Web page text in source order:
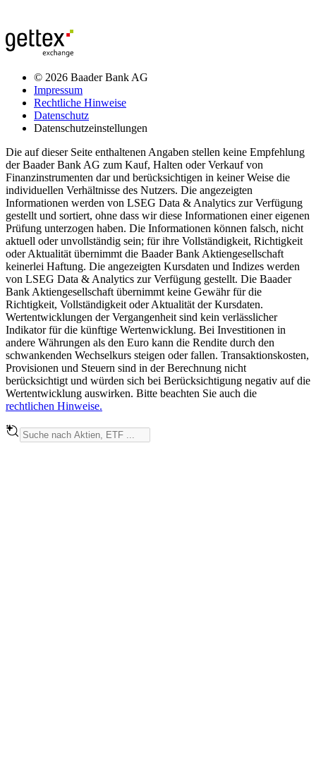
© 2026 Baader Bank AG
Impressum
Rechtliche Hinweise
Datenschutz
Datenschutzeinstellungen
Die auf dieser Seite enthaltenen Angaben stellen keine Empfehlung
der Baader Bank AG zum Kauf, Halten oder Verkauf von
Finanzinstrumenten dar und berücksichtigen in keiner Weise die
individuellen Verhältnisse des Nutzers. Die angezeigten
Informationen werden von LSEG Data & Analytics zur Verfügung
gestellt und sortiert, ohne dass wir diese Informationen einer eigenen
Prüfung unterzogen haben. Die Informationen können falsch, nicht
aktuell oder unvollständig sein; für ihre Vollständigkeit, Richtigkeit
oder Aktualität übernimmt die Baader Bank Aktiengesellschaft
keinerlei Haftung. Die angezeigten Kursdaten und Indizes werden
von LSEG Data & Analytics zur Verfügung gestellt. Die Baader
Bank Aktiengesellschaft übernimmt keine Gewähr für die
Richtigkeit, Vollständigkeit oder Aktualität der Kursdaten.
Wertentwicklungen der Vergangenheit sind kein verlässlicher
Indikator für die künftige Wertenwicklung. Bei Investitionen in
andere Währungen als den Euro kann die Rendite durch den
schwankenden Wechselkurs steigen oder fallen. Transaktionskosten,
Provisionen und Steuern sind in der Berechnung nicht
berücksichtigt und würden sich bei Berücksichtigung negativ auf die
Wertentwicklung auswirken. Bitte beachten Sie auch die
rechtlichen Hinweise.